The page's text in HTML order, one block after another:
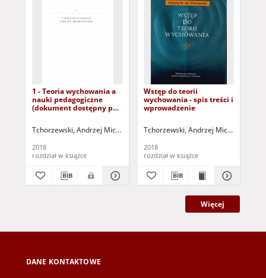
1 - Teoria wychowania a
nauki pedagogiczne
(dokument dostępny po
wzroku)
Tchorzewski, Andrzej Michał (1943- )
2018
rozdział w książce
Wstęp do teorii
wychowania - spis treści i
wprowadzenie
Tchorzewski, Andrzej Michał (1943- )
2018
rozdział w książce
Więcej
DANE KONTAKTOWE